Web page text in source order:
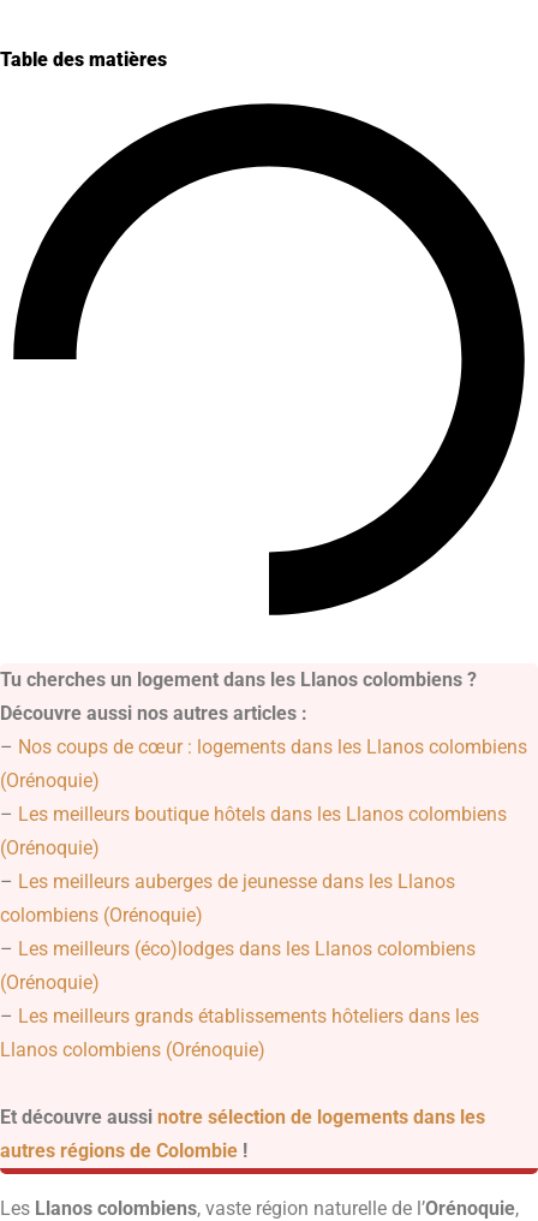
Table des matières
Tu cherches un logement dans les Llanos colombiens ?
Découvre aussi nos autres articles :
– Nos coups de cœur : logements dans les Llanos colombiens
(Orénoquie)
– Les meilleurs boutique hôtels dans les Llanos colombiens
(Orénoquie)
– Les meilleurs auberges de jeunesse dans les Llanos
colombiens (Orénoquie)
– Les meilleurs (éco)lodges dans les Llanos colombiens
(Orénoquie)
– Les meilleurs grands établissements hôteliers dans les
Llanos colombiens (Orénoquie)
Et découvre aussi notre sélection de logements dans les
autres régions de Colombie !
Les Llanos colombiens, vaste région naturelle de l’Orénoquie,